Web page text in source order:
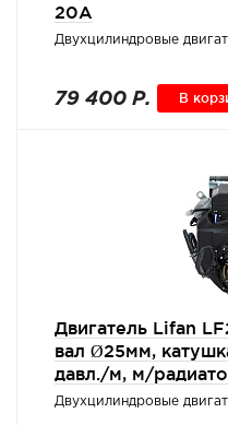
20A
Двухцилиндровые
79 400 Р. В
Двигатель Lifan
вал Ø25мм,
давл./м, м/
Двухцилиндровые